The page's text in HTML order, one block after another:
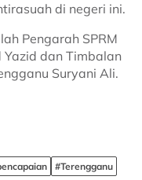
di negeri ini.
Pengarah SPRM
Yazid dan Timbalan
Suryani Ali.
#Terengganu